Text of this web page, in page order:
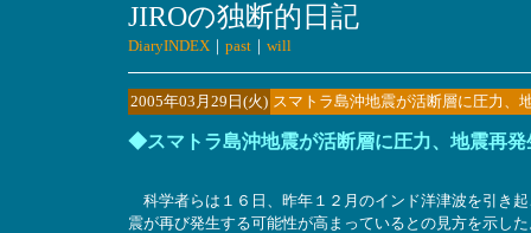
JIROの独断的日記
DiaryINDEX｜ past｜ will
2005年03月29日(火) スマトラ島沖地震が活断層に圧力、
◆スマトラ島沖地震が活断層に圧力、地震再
科学者らは１６日、昨年１２月のインド洋津波を引き
震が再び発生する可能性が高まっているとの見方を示した